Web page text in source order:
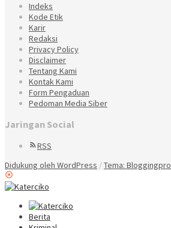
Indeks
Kode Etik
Karir
Redaksi
Privacy Policy
Disclaimer
Tentang Kami
Kontak Kami
Form Pengaduan
Pedoman Media Siber
Jaringan Social
RSS
Didukung oleh WordPress /Tema: Bloggingpro
Berita